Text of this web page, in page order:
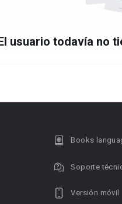
usuario todavía no
Books
Soporte
Versión móvil